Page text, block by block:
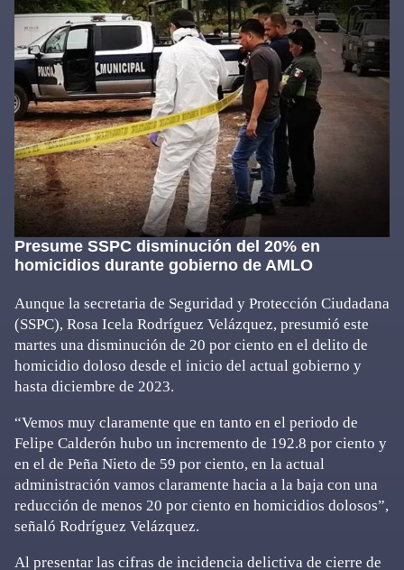
Presume SSPC disminución del 20% en
homicidios durante gobierno de AMLO
Aunque la secretaria de Seguridad y Protección Ciudadana
(SSPC), Rosa Icela Rodríguez Velázquez, presumió este
martes una disminución de 20 por ciento en el delito de
homicidio doloso desde el inicio del actual gobierno y
hasta diciembre de 2023.
“Vemos muy claramente que en tanto en el periodo de
Felipe Calderón hubo un incremento de 192.8 por ciento y
en el de Peña Nieto de 59 por ciento, en la actual
administración vamos claramente hacia a la baja con una
reducción de menos 20 por ciento en homicidios dolosos”,
señaló Rodríguez Velázquez.
Al presentar las cifras de incidencia delictiva de cierre de